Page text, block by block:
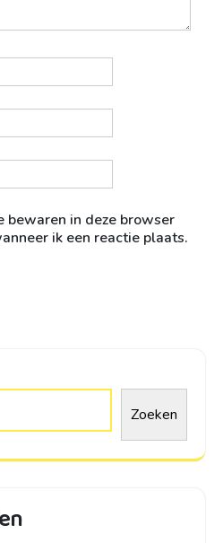
bewaren in deze browser
ik een reactie plaats.
Zoeken